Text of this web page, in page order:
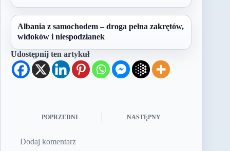
Albania z samochodem – droga pełna zakrętów,
widoków i niespodzianek
Udostępnij ten artykuł
POPRZEDNI NASTĘPNY
Dodaj komentarz